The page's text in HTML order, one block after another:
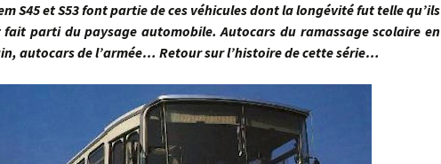
et S53 font partie de ces véhicules dont la longévité fut telle qu’ils
parti du paysage automobile. Autocars du ramassage scolaire en
autocars de l’armée… Retour sur l’histoire de cette série…